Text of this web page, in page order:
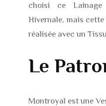
choisi ce
Hivernale, mais
réalisée avec un
Le
Montroyal est une